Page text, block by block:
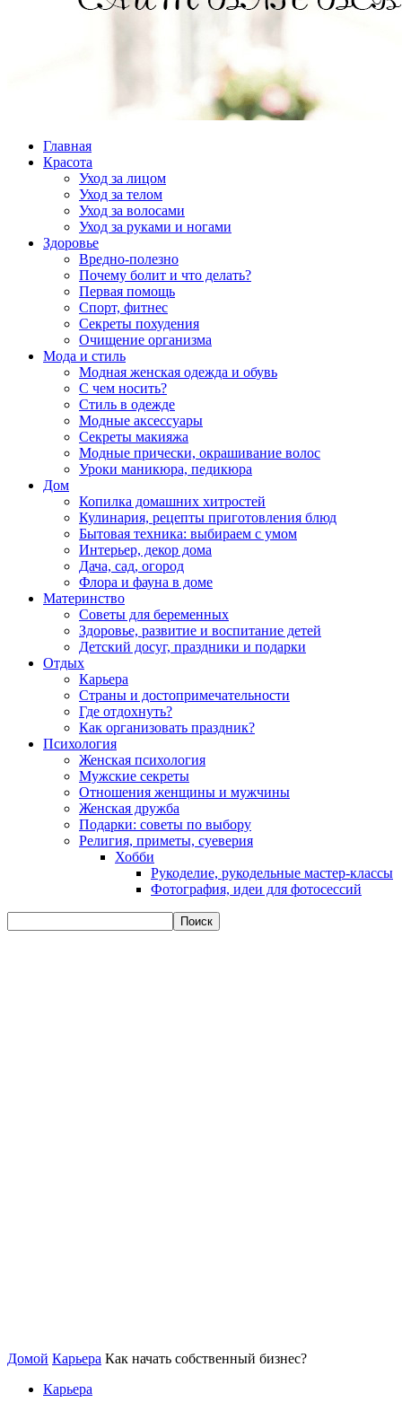
Главная
Красота
Уход за лицом
Уход за телом
Уход за волосами
Уход за руками и ногами
Здоровье
Вредно-полезно
Почему болит и что делать?
Первая помощь
Спорт, фитнес
Секреты похудения
Очищение организма
Мода и стиль
Модная женская одежда и обувь
С чем носить?
Стиль в одежде
Модные аксессуары
Секреты макияжа
Модные прически, окрашивание волос
Уроки маникюра, педикюра
Дом
Копилка домашних хитростей
Кулинария, рецепты приготовления блюд
Бытовая техника: выбираем с умом
Интерьер, декор дома
Дача, сад, огород
Флора и фауна в доме
Материнство
Советы для беременных
Здоровье, развитие и воспитание детей
Детский досуг, праздники и подарки
Отдых
Карьера
Страны и достопримечательности
Где отдохнуть?
Как организовать праздник?
Психология
Женская психология
Мужские секреты
Отношения женщины и мужчины
Женская дружба
Подарки: советы по выбору
Религия, приметы, суеверия
Хобби
Рукоделие, рукодельные мастер-классы
Фотография, идеи для фотосессий
Домой Карьера Как начать собственный бизнес?
Карьера